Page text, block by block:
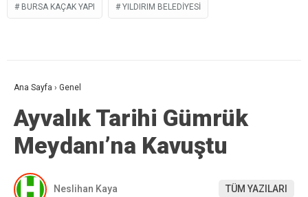
BURSA KAÇAK YAPI YILDIRIM BELEDIYESI
Ana Sayfa › Genel
Ayvalık Tarihi Gümrük
Meydanı’na Kavuştu
Neslihan Kaya TÜM YAZILARI